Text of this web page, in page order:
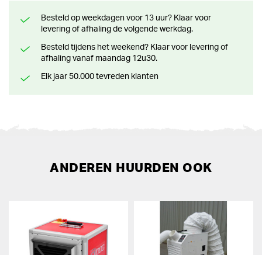
Besteld op weekdagen voor 13 uur? Klaar voor
levering of afhaling de volgende werkdag.
Besteld tijdens het weekend? Klaar voor levering of
afhaling vanaf maandag 12u30.
Elk jaar 50.000 tevreden klanten
ANDEREN HUURDEN OOK